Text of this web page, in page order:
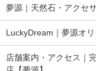
夢源｜天然石・アクセ
LuckyDream｜夢源オ
店舗案内・アクセス｜